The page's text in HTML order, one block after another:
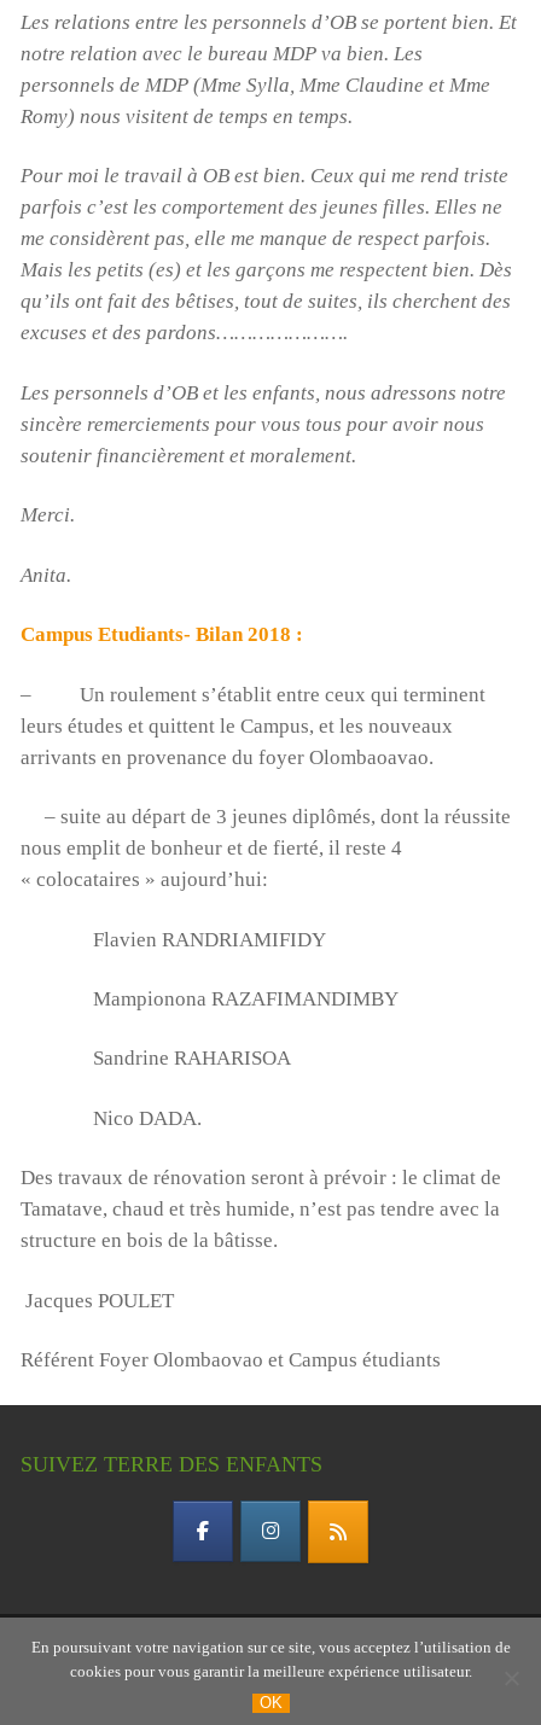
Les relations entre les personnels d’OB se portent bien. Et
notre relation avec le bureau MDP va bien. Les
personnels de MDP (Mme Sylla, Mme Claudine et Mme
Romy) nous visitent de temps en temps.
Pour moi le travail à OB est bien. Ceux qui me rend triste
parfois c’est les comportement des jeunes filles. Elles ne
me considèrent pas, elle me manque de respect parfois.
Mais les petits (es) et les garçons me respectent bien. Dès
qu’ils ont fait des bêtises, tout de suites, ils cherchent des
excuses et des pardons………………….
Les personnels d’OB et les enfants, nous adressons notre
sincère remerciements pour vous tous pour avoir nous
soutenir financièrement et moralement.
Merci.
Anita.
Campus Etudiants- Bilan 2018 :
– Un roulement s’établit entre ceux qui terminent
leurs études et quittent le Campus, et les nouveaux
arrivants en provenance du foyer Olombaoavao.
– suite au départ de 3 jeunes diplômés, dont la réussite
nous emplit de bonheur et de fierté, il reste 4
« colocataires » aujourd’hui:
Flavien RANDRIAMIFIDY
Mampionona RAZAFIMANDIMBY
Sandrine RAHARISOA
Nico DADA.
Des travaux de rénovation seront à prévoir : le climat de
Tamatave, chaud et très humide, n’est pas tendre avec la
structure en bois de la bâtisse.
Jacques POULET
Référent Foyer Olombaovao et Campus étudiants
SUIVEZ TERRE DES ENFANTS
Copyright © 2026 Terre des enfants – association
gardoise
En poursuivant votre navigation sur ce site, vous acceptez l’utilisation de
cookies pour vous garantir la meilleure expérience utilisateur.
OK